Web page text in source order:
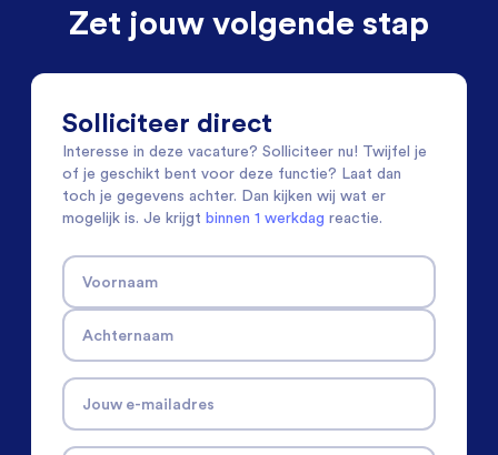
Zet jouw volgende stap
Solliciteer direct
Interesse in deze vacature? Solliciteer nu! Twijfel je
of je geschikt bent voor deze functie? Laat dan
toch je gegevens achter. Dan kijken wij wat er
mogelijk is. Je krijgt binnen 1 werkdag reactie.
Voornaam
Achternaam
Jouw e-mailadres